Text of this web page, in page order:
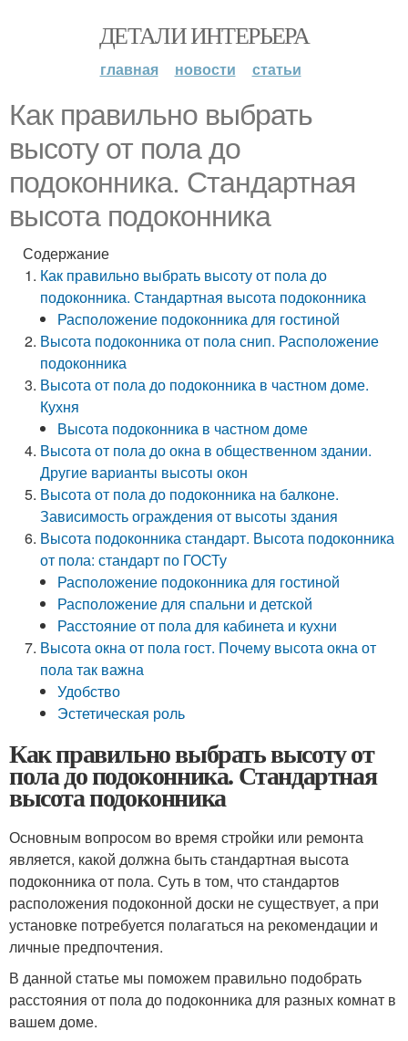
ДЕТАЛИ ИНТЕРЬЕРА
главная новости статьи
Как правильно выбрать
высоту от пола до
подоконника. Стандартная
высота подоконника
Содержание
Как правильно выбрать высоту от пола до
подоконника. Стандартная высота подоконника
Расположение подоконника для гостиной
Высота подоконника от пола снип. Расположение
подоконника
Высота от пола до подоконника в частном доме.
Кухня
Высота подоконника в частном доме
Высота от пола до окна в общественном здании.
Другие варианты высоты окон
Высота от пола до подоконника на балконе.
Зависимость ограждения от высоты здания
Высота подоконника стандарт. Высота подоконника
от пола: стандарт по ГОСТу
Расположение подоконника для гостиной
Расположение для спальни и детской
Расстояние от пола для кабинета и кухни
Высота окна от пола гост. Почему высота окна от
пола так важна
Удобство
Эстетическая роль
Как правильно выбрать высоту от
пола до подоконника. Стандартная
высота подоконника
Основным вопросом во время стройки или ремонта
является, какой должна быть стандартная высота
подоконника от пола. Суть в том, что стандартов
расположения подоконной доски не существует, а при
установке потребуется полагаться на рекомендации и
личные предпочтения.
В данной статье мы поможем правильно подобрать
расстояния от пола до подоконника для разных комнат в
вашем доме.